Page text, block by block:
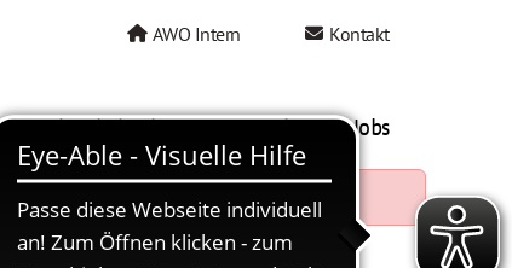
AWO Intern Kontakt
AWO als Arbeitgeber Mein AWO Jobs